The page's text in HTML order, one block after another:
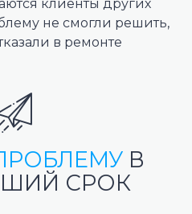
клиенты других
не смогли решить,
в ремонте
В
СРОК